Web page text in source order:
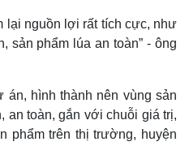
Video
Ảnh
E-Magazine
lại nguồn lợi rất tích cực, như
sản phẩm lúa an toàn” - ông
hình thành nên vùng sản
an toàn, gắn với chuỗi giá trị,
phẩm trên thị trường, huyện